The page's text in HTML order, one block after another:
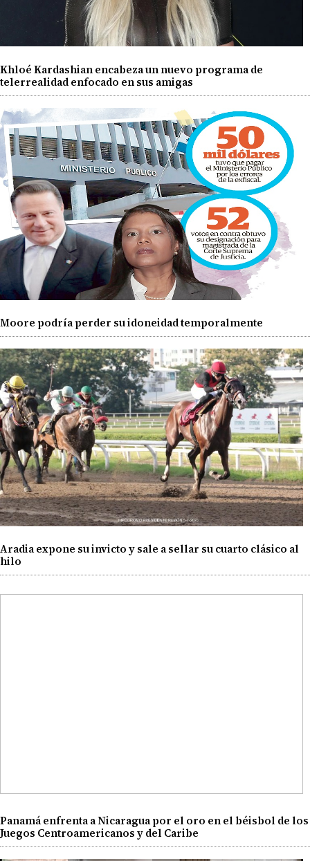
Khloé Kardashian encabeza un nuevo programa de
telerrealidad enfocado en sus amigas
Moore podría perder su idoneidad temporalmente
Aradia expone su invicto y sale a sellar su cuarto clásico al
hilo
Panamá enfrenta a Nicaragua por el oro en el béisbol de los
Juegos Centroamericanos y del Caribe